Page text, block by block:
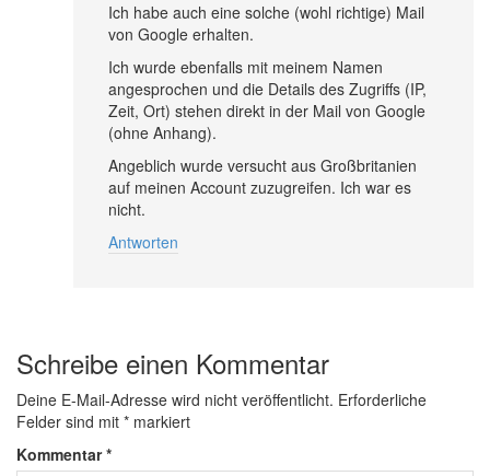
Ich habe auch eine solche (wohl richtige) Mail
von Google erhalten.
Ich wurde ebenfalls mit meinem Namen
angesprochen und die Details des Zugriffs (IP,
Zeit, Ort) stehen direkt in der Mail von Google
(ohne Anhang).
Angeblich wurde versucht aus Großbritanien
auf meinen Account zuzugreifen. Ich war es
nicht.
Antworten
Schreibe einen Kommentar
Deine E-Mail-Adresse wird nicht veröffentlicht. Erforderliche
Felder sind mit * markiert
Kommentar*